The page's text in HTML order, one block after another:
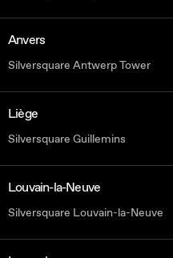
Anvers
Silversquare Antwerp Tower
Liège
Silversquare Guillemins
Louvain-la-Neuve
Silversquare Louvain-la-Neuve